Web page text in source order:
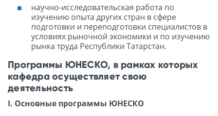
научно-исследовательская работа по
изучению опыта других стран в сфере
подготовки и переподготовки специалистов в
условиях рыночной экономики и по изучению
рынка труда Республики Татарстан.
Программы ЮНЕСКО, в рамках которых
кафедра осуществляет свою
деятельность
I. Основные программы ЮНЕСКО